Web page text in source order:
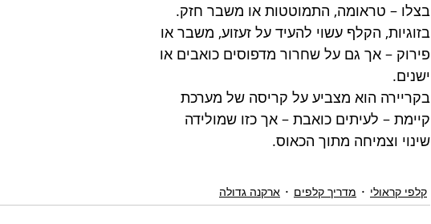
בצלו – טראומה, התמוטטות או משבר חזק.
בזוגיות, הקלף עשוי להעיד על זעזוע, משבר או
פירוק – אך גם על שחרור מדפוסים כואבים או
ישנים.
בקריירה הוא מצביע על קריסה של מערכת
קיימת – לעיתים כואבת – אך כזו שמולידה
שינוי וצמיחה מתוך הכאוס.
קלפי קראולי
מדריך קלפים ארקנה גדולה